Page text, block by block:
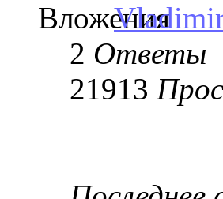
2 Ответы
21913